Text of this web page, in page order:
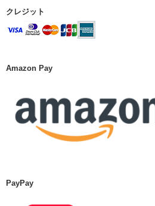
クレジット
Amazon Pay
PayPay